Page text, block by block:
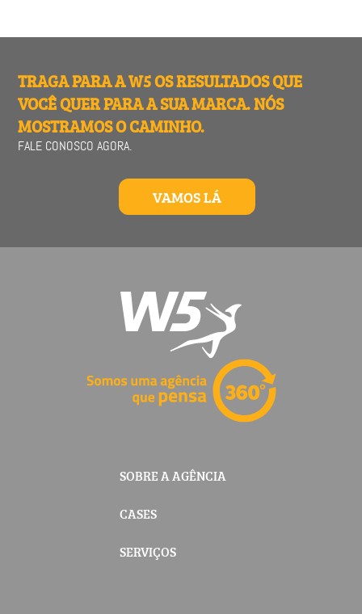
TRAGA PARA A W5 OS RESULTADOS QUE
VOCÊ QUER PARA A SUA MARCA. NÓS
MOSTRAMOS O CAMINHO.
FALE CONOSCO AGORA.
VAMOS LÁ
SOBRE A AGÊNCIA
CASES
SERVIÇOS